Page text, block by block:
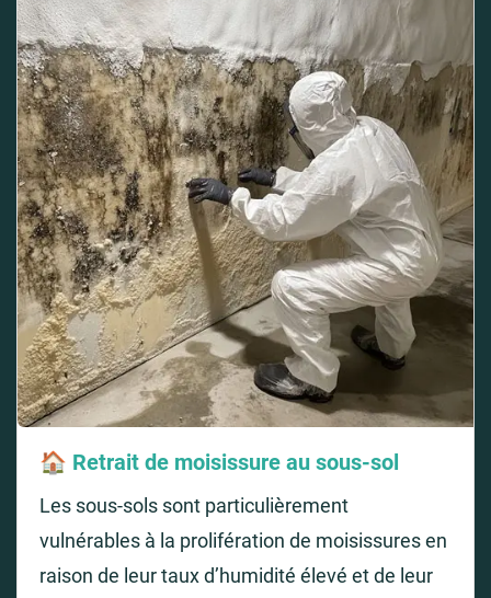
🏠 Retrait de moisissure au sous-sol
Les sous-sols sont particulièrement
vulnérables à la prolifération de moisissures en
raison de leur taux d’humidité élevé et de leur